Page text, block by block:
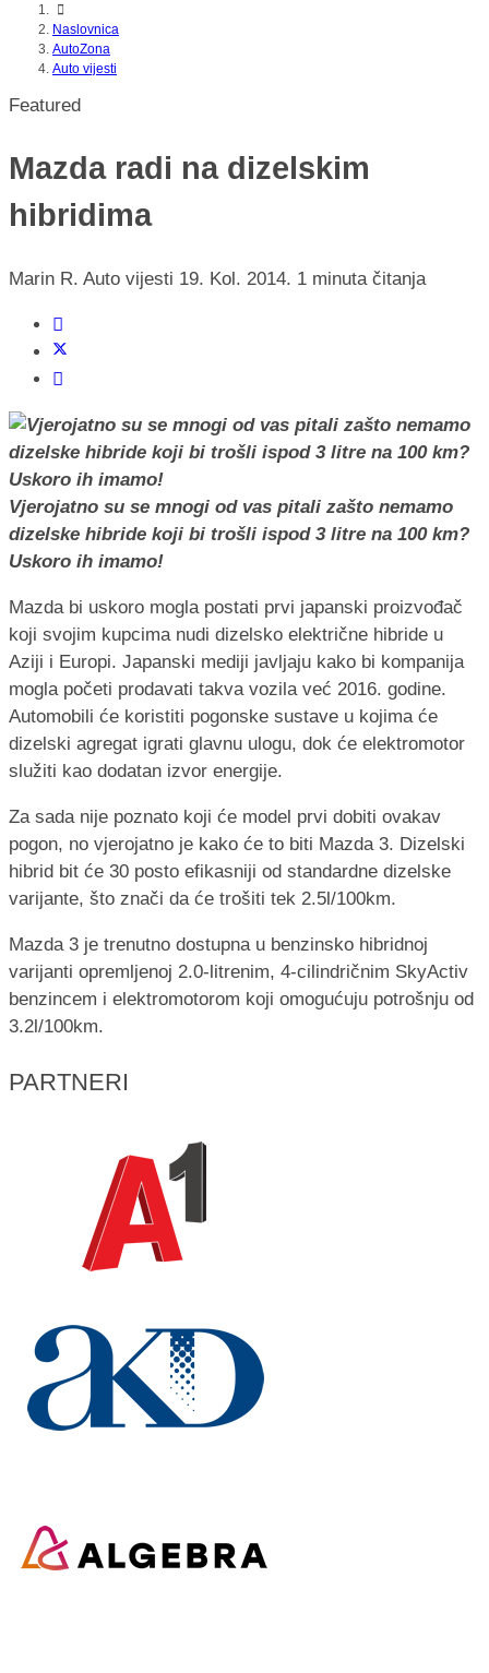
Naslovnica
AutoZona
Auto vijesti
Featured
Mazda radi na dizelskim
hibridima
Marin R. Auto vijesti 19. Kol. 2014. 1 minuta čitanja
Vjerojatno su se mnogi od vas pitali zašto nemamo
dizelske hibride koji bi trošli ispod 3 litre na 100 km?
Uskoro ih imamo!
Mazda bi uskoro mogla postati prvi japanski proizvođač
koji svojim kupcima nudi dizelsko električne hibride u
Aziji i Europi. Japanski mediji javljaju kako bi kompanija
mogla početi prodavati takva vozila već 2016. godine.
Automobili će koristiti pogonske sustave u kojima će
dizelski agregat igrati glavnu ulogu, dok će elektromotor
služiti kao dodatan izvor energije.
Za sada nije poznato koji će model prvi dobiti ovakav
pogon, no vjerojatno je kako će to biti Mazda 3. Dizelski
hibrid bit će 30 posto efikasniji od standardne dizelske
varijante, što znači da će trošiti tek 2.5l/100km.
Mazda 3 je trenutno dostupna u benzinsko hibridnoj
varijanti opremljenoj 2.0-litrenim, 4-cilindričnim SkyActiv
benzincem i elektromotorom koji omogućuju potrošnju od
3.2l/100km.
PARTNERI